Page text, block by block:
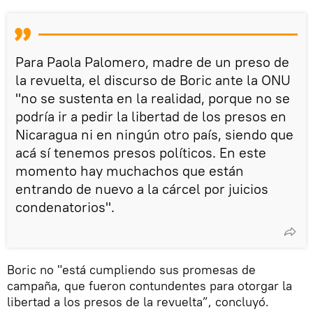
Para Paola Palomero, madre de un preso de
la revuelta, el discurso de Boric ante la ONU
"no se sustenta en la realidad, porque no se
podría ir a pedir la libertad de los presos en
Nicaragua ni en ningún otro país, siendo que
acá sí tenemos presos políticos. En este
momento hay muchachos que están
entrando de nuevo a la cárcel por juicios
condenatorios".
Boric no "está cumpliendo sus promesas de
campaña, que fueron contundentes para otorgar la
libertad a los presos de la revuelta”, concluyó.